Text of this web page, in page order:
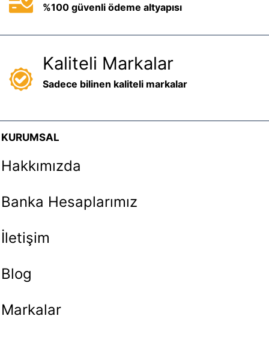
%100 güvenli ödeme altyapısı
Kaliteli Markalar
Sadece bilinen kaliteli markalar
KURUMSAL
Hakkımızda
Banka Hesaplarımız
İletişim
Blog
Markalar